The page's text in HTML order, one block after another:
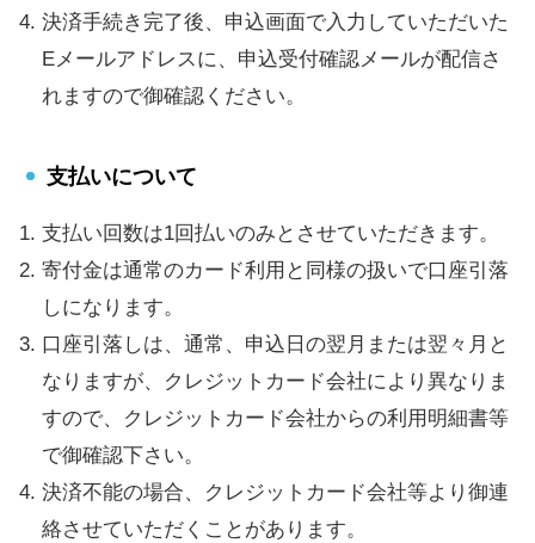
決済手続き完了後、申込画面で入力していただいた
Eメールアドレスに、申込受付確認メールが配信さ
れますので御確認ください。
支払いについて
支払い回数は1回払いのみとさせていただきます。
寄付金は通常のカード利用と同様の扱いで口座引落
しになります。
口座引落しは、通常、申込日の翌月または翌々月と
なりますが、クレジットカード会社により異なりま
すので、クレジットカード会社からの利用明細書等
で御確認下さい。
決済不能の場合、クレジットカード会社等より御連
絡させていただくことがあります。